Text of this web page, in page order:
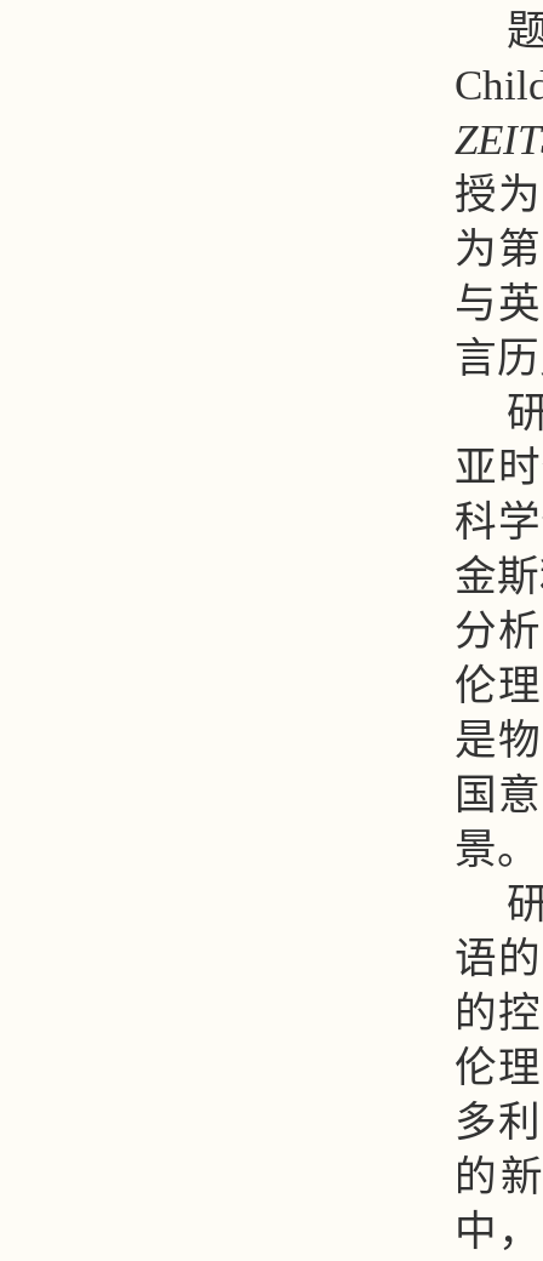
授
为
与
言
亚
科
金
分
伦
是
国
景。
语
的
伦
多
的
中